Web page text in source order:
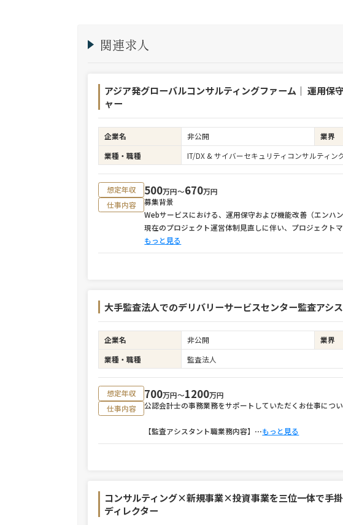
関連求人
アジア発グローバルコンサルティングファーム｜ 運用保
ャー
企業名 非公開 業界
業種・職種
IT/DX & サイバーセキュリティコンサルティン
想定年収 500万円〜670万円
仕事内容
募集背景
Webサービスにおける、運用保守および機能改善（エンハ
現在のプロジェクト運営体制見直しに伴い、プロジェクト
もっと見る
大手監査法人でのデリバリーサービスセンター監査アシ
企業名 非公開 業界
業種・職種
監査法人
想定年収 700万円〜1200万円
仕事内容
公認会計士の事務業務をサポートしていただくお仕事につ
【監査アシスタント職業務内容】 ⋯もっと見る
コンサルティング×新規事業×投資事業を三位一体で手
ディレクター